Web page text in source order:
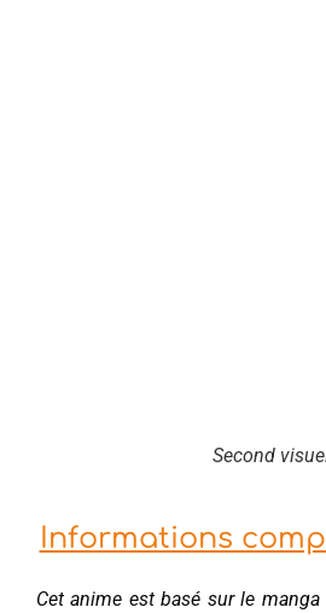
Second
Informations
Cet anime est basé sur le